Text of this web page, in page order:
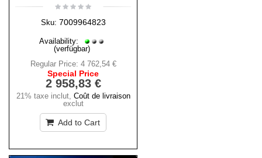
Sku: 7009964823
Availability:
(verfügbar)
Regular Price: 4 762,54 €
Special Price
2 958,83 €
21% taxe inclut, Coût de livraison
exclut
Add to Cart